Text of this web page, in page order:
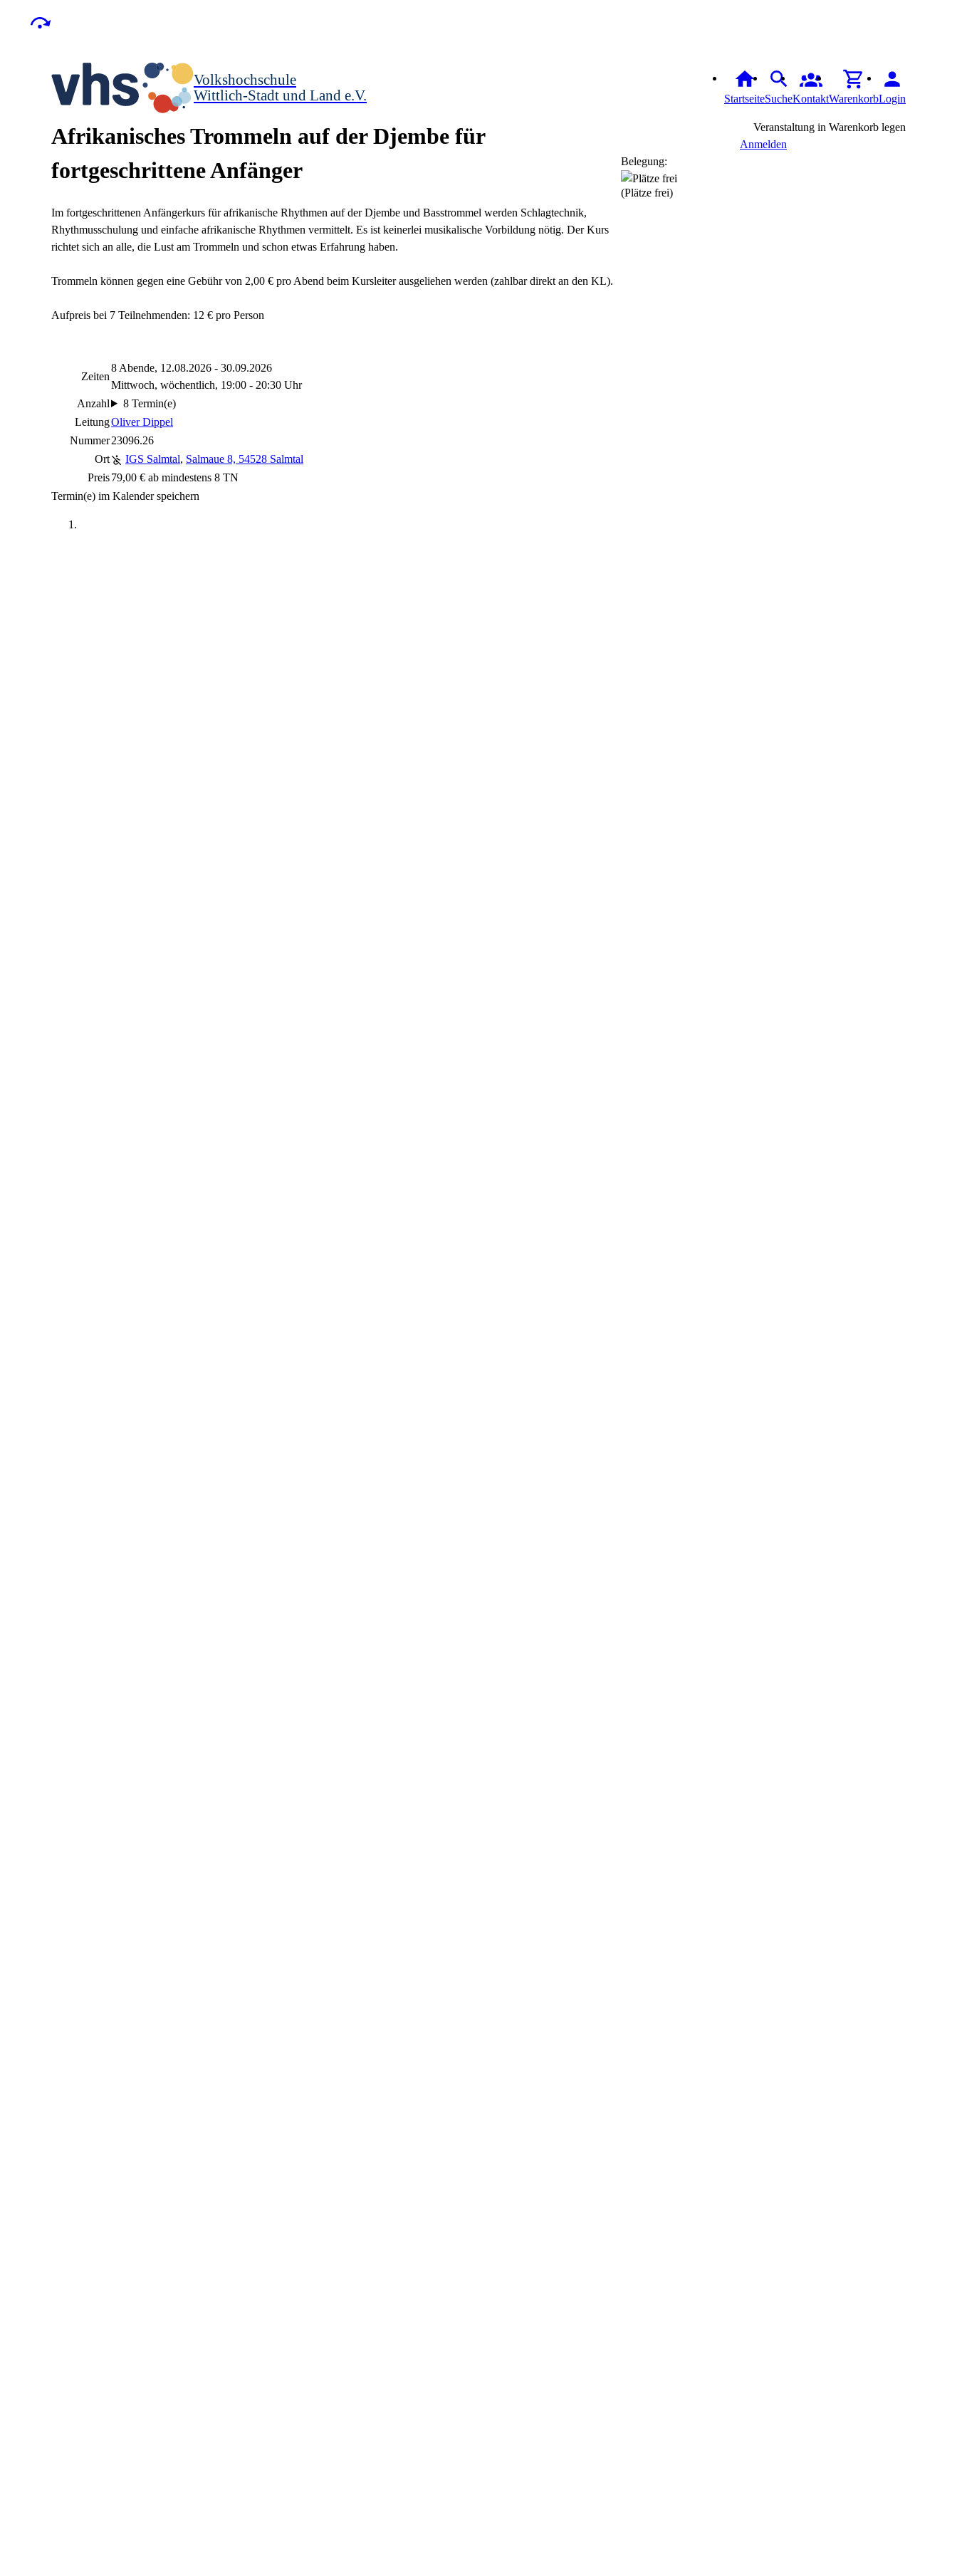
Volkshochschule
Wittlich-Stadt und Land e.V.
StartseiteSucheKontaktWarenkorbLogin
Afrikanisches Trommeln auf der Djembe für
fortgeschrittene Anfänger
Im fortgeschrittenen Anfängerkurs für afrikanische Rhythmen auf der Djembe und Basstrommel werden Schlagtechnik,
Rhythmusschulung und einfache afrikanische Rhythmen vermittelt. Es ist keinerlei musikalische Vorbildung nötig. Der Kurs
richtet sich an alle, die Lust am Trommeln und schon etwas Erfahrung haben.
Trommeln können gegen eine Gebühr von 2,00 € pro Abend beim Kursleiter ausgeliehen werden (zahlbar direkt an den KL).
Aufpreis bei 7 Teilnehmenden: 12 € pro Person
Zeiten
8 Abende, 12.08.2026 - 30.09.2026
Mittwoch, wöchentlich, 19:00 - 20:30 Uhr
Anzahl
8 Termin(e)
LeitungOliver Dippel
Nummer23096.26
Ort
IGS Salmtal, Salmaue 8, 54528 Salmtal
Preis79,00 € ab mindestens 8 TN
Veranstaltung in Warenkorb legen
Anmelden
Belegung:
(Plätze frei)
Termin(e) im Kalender speichern